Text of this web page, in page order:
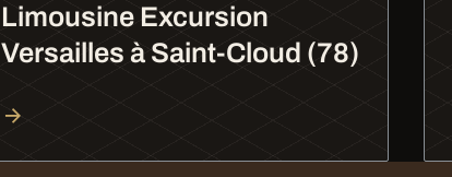
Limousine Excursion
Versailles à Saint-Cloud (78)